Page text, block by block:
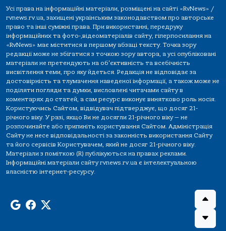
Усі права на інформаційні матеріали, розміщені на сайті «RvNews» /
rvnews.rv.ua, захищені українським законодавством про авторське
право та інші суміжні права. При використанні, передруку
інформаційних та фото-,відеоматеріалів сайту, гіперпосилання на
«RvNews» має міститися в першому абзаці тексту. Точка зору
редакції може не збігатися з точкою зору автора, а усі опубліковані
матеріали не претендують на об'єктивність та всебічність
висвітлення теми, про яку йдеться. Редакція не відповідає за
достовірність та тлумачення наведеної інформації, а також може не
поділяти погляди та думки, висловлені читачами сайту в
коментарях до статей, а сам ресурс виконує винятково роль носія.
Користуючись Сайтом, відвідувач підтверджує, що досяг 21-
річного віку. У разі, якщо Ви не досягли 21-річного віку — не
розпочинайте або припиніть користування Сайтом. Адміністрація
Сайту не несе відповідальності за законність використання Сайту
та його сервісів Користувачем, який не досяг 21-річного віку.
Матеріали з поміткою (R) публікуються на правах реклами.
Інформаційні матеріали сайту rvnews.rv.ua є інтелектуальною
власністю інтернет-ресурсу.